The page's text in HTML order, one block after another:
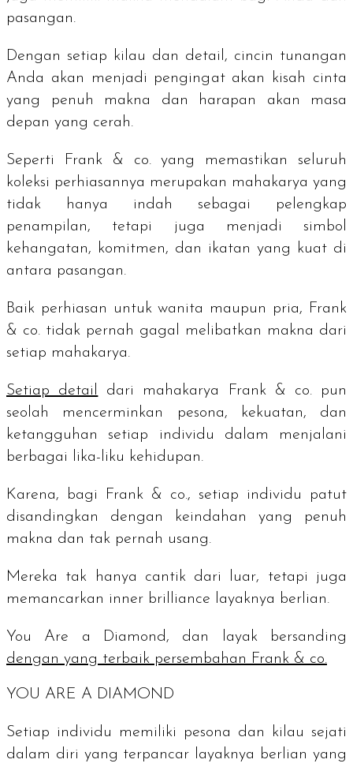
pasangan.
Dengan setiap kilau dan detail, cincin tunangan
Anda akan menjadi pengingat akan kisah cinta
yang penuh makna dan harapan akan masa
depan yang cerah.
Seperti Frank & co. yang memastikan seluruh
koleksi perhiasannya merupakan mahakarya yang
tidak hanya indah sebagai pelengkap
penampilan, tetapi juga menjadi simbol
kehangatan, komitmen, dan ikatan yang kuat di
antara pasangan.
Baik perhiasan untuk wanita maupun pria, Frank
& co. tidak pernah gagal melibatkan makna dari
setiap mahakarya.
Setiap detail
dari mahakarya Frank & co. pun
seolah mencerminkan pesona, kekuatan, dan
ketangguhan setiap individu dalam menjalani
berbagai lika-liku kehidupan.
Karena, bagi Frank & co., setiap individu patut
disandingkan dengan keindahan yang penuh
makna dan tak pernah usang.
Mereka tak hanya cantik dari luar, tetapi juga
memancarkan inner brilliance layaknya berlian.
You Are a Diamond, dan layak bersanding
dengan yang terbaik persembahan Frank & co.
YOU ARE A DIAMOND
Setiap individu memiliki pesona dan kilau sejati
dalam diri yang terpancar layaknya berlian yang